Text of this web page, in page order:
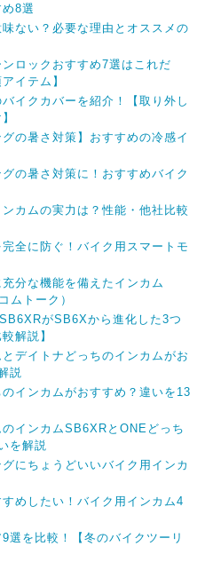
8選
ない？必要な理由とオススメの
ロックおすすめ7選はこれだ
イテム】
イクカバーを紹介！【取り外し
の暑さ対策】おすすめの冷感イ
の暑さ対策に！おすすめバイク
カムの実力は？性能・他社比較
全に防ぐ！バイク用スマートモ
分な機能を備えたインカム
ムトーク）
がSB6Xから進化した3つ
解説】
デイトナどっちのインカムがお
説
インカムがおすすめ？違いを13
インカムSB6XRとONEどっち
を解説
にちょうどいいバイク用インカ
めしたい！バイク用インカム4
選を比較！【冬のバイクツーリ